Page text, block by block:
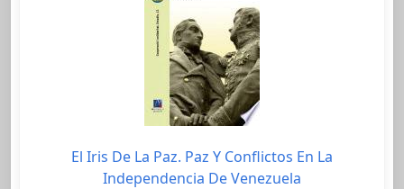
El Iris De La Paz. Paz Y Conflictos En La
Independencia De Venezuela